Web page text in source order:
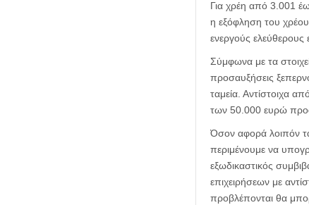
Για χρέη από 3.001
η εξόφληση του
ενεργούς ελεύθερους
Σύμφωνα με τα
προσαυξήσεις
ταμεία. Αντίστοιχα
των 50.000 ευρώ
Όσον αφορά λοιπόν
περιμένουμε να
εξωδικαστικός
επιχειρήσεων με
προβλέπονται θα